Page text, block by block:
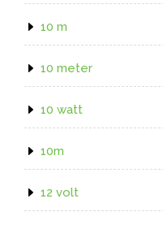
10 m
10 meter
10 watt
10m
12 volt